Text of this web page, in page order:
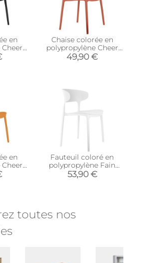
en
Chaise colorée en
polypropylène Cheer
(Orange brûlée)
49,90 €
en
Fauteuil coloré en
polypropylène Fain
(Blanc)
53,90 €
toutes nos